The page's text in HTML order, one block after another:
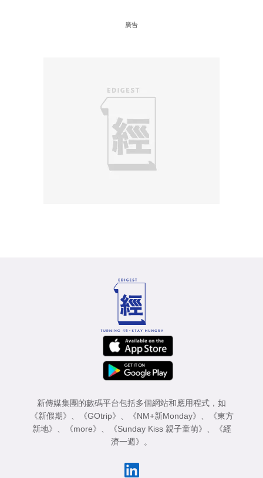
廣告
新傳媒集團的數碼平台包括多個網站和應用程式，如
《新假期》
《GOtrip》 《NM+新Monday》
《東方
新地》
《more》 《Sunday Kiss 親子童萌》
《經
濟一週》
。